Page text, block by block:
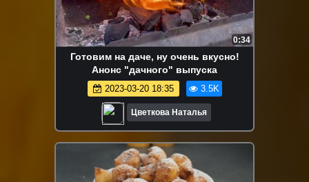
0:34
Готовим на даче, ну очень вкусно!
Анонс "дачного" выпуска
2023-03-20 18:35 3.5K
Цветкова Наталья